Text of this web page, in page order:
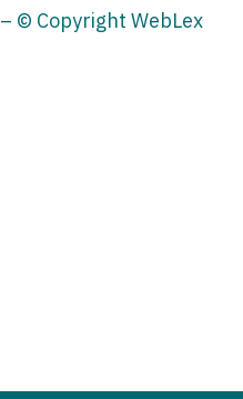
– © Copyright WebLex